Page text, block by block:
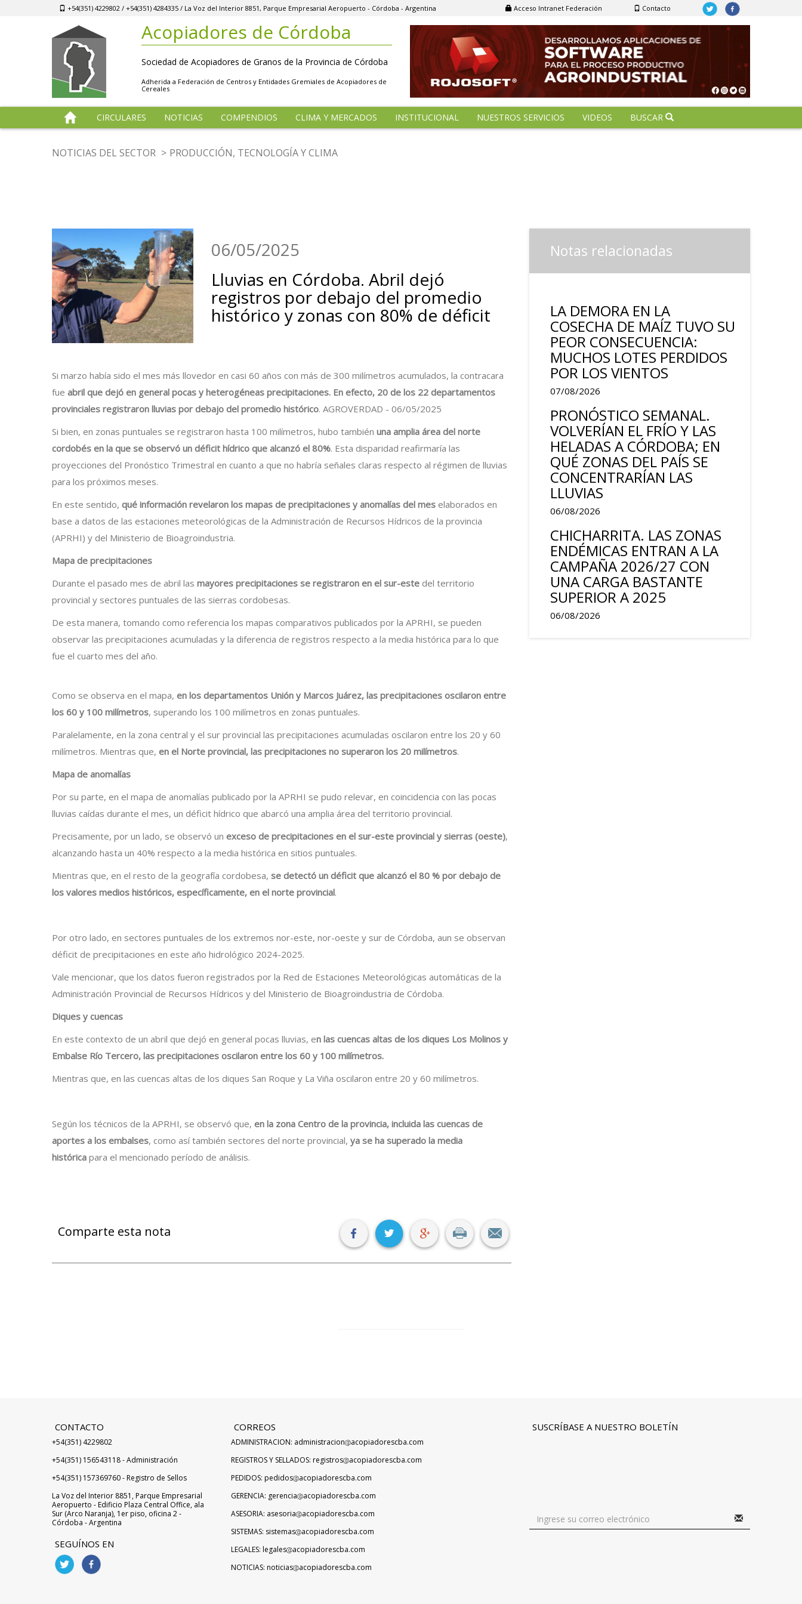
+54(351) 4229802 / +54(351) 4284335 / La Voz del Interior 8851, Parque Empresarial Aeropuerto - Córdoba - Argentina Acceso Intranet Federación Contacto
Acopiadores de Córdoba
Sociedad de Acopiadores de Granos de la Provincia de Córdoba
Adherida a Federación de Centros y Entidades Gremiales de Acopiadores de
Cereales
CIRCULARES NOTICIAS COMPENDIOS CLIMA Y MERCADOS INSTITUCIONAL NUESTROS SERVICIOS VIDEOS BUSCAR
NOTICIAS DEL SECTOR PRODUCCIÓN, TECNOLOGÍA Y CLIMA
06/05/2025
Lluvias en Córdoba. Abril dejó
registros por debajo del promedio
histórico y zonas con 80% de déficit
Si marzo había sido el mes más llovedor en casi 60 años con más de 300 milímetros acumulados, la contracara
fue abril que dejó en general pocas y heterogéneas precipitaciones. En efecto, 20 de los 22 departamentos
provinciales registraron lluvias por debajo del promedio histórico. AGROVERDAD - 06/05/2025
Si bien, en zonas puntuales se registraron hasta 100 milímetros, hubo también una amplia área del norte
cordobés en la que se observó un déficit hídrico que alcanzó el 80%. Esta disparidad reafirmaría las
proyecciones del Pronóstico Trimestral en cuanto a que no habría señales claras respecto al régimen de lluvias
para los próximos meses.
En este sentido, qué información revelaron los mapas de precipitaciones y anomalías del mes elaborados en
base a datos de las estaciones meteorológicas de la Administración de Recursos Hídricos de la provincia
(APRHI) y del Ministerio de Bioagroindustria.
Mapa de precipitaciones
Durante el pasado mes de abril las mayores precipitaciones se registraron en el sur-este del territorio
provincial y sectores puntuales de las sierras cordobesas.
De esta manera, tomando como referencia los mapas comparativos publicados por la APRHI, se pueden
observar las precipitaciones acumuladas y la diferencia de registros respecto a la media histórica para lo que
fue el cuarto mes del año.
Como se observa en el mapa, en los departamentos Unión y Marcos Juárez, las precipitaciones oscilaron entre
los 60 y 100 milímetros, superando los 100 milímetros en zonas puntuales.
Paralelamente, en la zona central y el sur provincial las precipitaciones acumuladas oscilaron entre los 20 y 60
milímetros. Mientras que, en el Norte provincial, las precipitaciones no superaron los 20 milímetros.
Mapa de anomalías
Por su parte, en el mapa de anomalías publicado por la APRHI se pudo relevar, en coincidencia con las pocas
lluvias caídas durante el mes, un déficit hídrico que abarcó una amplia área del territorio provincial.
Precisamente, por un lado, se observó un exceso de precipitaciones en el sur-este provincial y sierras (oeste),
alcanzando hasta un 40% respecto a la media histórica en sitios puntuales.
Mientras que, en el resto de la geografía cordobesa, se detectó un déficit que alcanzó el 80 % por debajo de
los valores medios históricos, específicamente, en el norte provincial.
Por otro lado, en sectores puntuales de los extremos nor-este, nor-oeste y sur de Córdoba, aun se observan
déficit de precipitaciones en este año hidrológico 2024-2025.
Vale mencionar, que los datos fueron registrados por la Red de Estaciones Meteorológicas automáticas de la
Administración Provincial de Recursos Hídricos y del Ministerio de Bioagroindustria de Córdoba.
Diques y cuencas
En este contexto de un abril que dejó en general pocas lluvias, en las cuencas altas de los diques Los Molinos y
Embalse Río Tercero, las precipitaciones oscilaron entre los 60 y 100 milímetros.
Mientras que, en las cuencas altas de los diques San Roque y La Viña oscilaron entre 20 y 60 milímetros.
Según los técnicos de la APRHI, se observó que, en la zona Centro de la provincia, incluida las cuencas de
aportes a los embalses, como así también sectores del norte provincial, ya se ha superado la media
histórica para el mencionado período de análisis.
Comparte esta nota
Notas relacionadas
LA DEMORA EN LA
COSECHA DE MAÍZ TUVO SU
PEOR CONSECUENCIA:
MUCHOS LOTES PERDIDOS
POR LOS VIENTOS
07/08/2026
PRONÓSTICO SEMANAL.
VOLVERÍAN EL FRÍO Y LAS
HELADAS A CÓRDOBA; EN
QUÉ ZONAS DEL PAÍS SE
CONCENTRARÍAN LAS
LLUVIAS
06/08/2026
CHICHARRITA. LAS ZONAS
ENDÉMICAS ENTRAN A LA
CAMPAÑA 2026/27 CON
UNA CARGA BASTANTE
SUPERIOR A 2025
06/08/2026
CONTACTO
+54(351) 4229802
+54(351) 156543118 - Administración
+54(351) 157369760 - Registro de Sellos
La Voz del Interior 8851, Parque Empresarial
Aeropuerto - Edificio Plaza Central Office, ala
Sur (Arco Naranja), 1er piso, oficina 2 -
Córdoba - Argentina
SEGUÍNOS EN
CORREOS
ADMINISTRACION: administracion
acopiadorescba.com
REGISTROS Y SELLADOS: registros
acopiadorescba.com
PEDIDOS: pedidos
acopiadorescba.com
GERENCIA: gerencia
acopiadorescba.com
ASESORIA: asesoria
acopiadorescba.com
SISTEMAS: sistemas
acopiadorescba.com
LEGALES: legales
acopiadorescba.com
NOTICIAS: noticias
acopiadorescba.com
SUSCRÍBASE A NUESTRO BOLETÍN